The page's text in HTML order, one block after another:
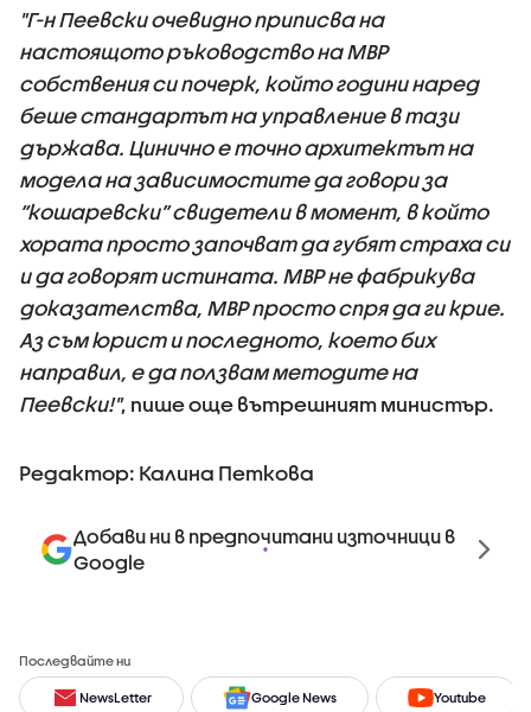
"Г-н Пеевски очевидно приписва на
настоящото ръководство на МВР
собствения си почерк, който години наред
беше стандартът на управление в тази
държава. Цинично е точно архитектът на
модела на зависимостите да говори за
“кошаревски” свидетели в момент, в който
хората просто започват да губят страха си
и да говорят истината. МВР не фабрикува
доказателства, МВР просто спря да ги крие.
Аз съм юрист и последното, което бих
направил, е да ползвам методите на
Пеевски!", пише още вътрешният министър.
Редактор: Калина Петкова
Добави ни в предпочитани източници в
Google
Последвайте ни
NewsLetter Google News Youtube